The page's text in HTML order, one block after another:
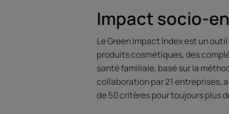
Une enveloppe au charbon
Bénéfices
• Freine la chute : grâce à
Impact socio-
Le Green Impact Index est un
produits cosmétiques, des
santé familiale, basé sur la
collaboration par 21 entreprises,
de 50 critères pour toujours plus